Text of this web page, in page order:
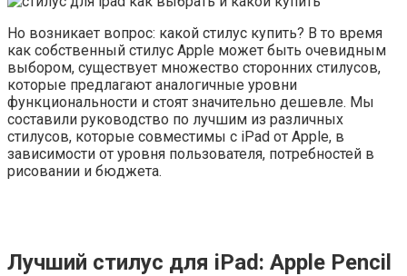
Но возникает вопрос: какой стилус купить? В то время
как собственный стилус Apple может быть очевидным
выбором, существует множество сторонних стилусов,
которые предлагают аналогичные уровни
функциональности и стоят значительно дешевле. Мы
составили руководство по лучшим из различных
стилусов, которые совместимы с iPad от Apple, в
зависимости от уровня пользователя, потребностей в
рисовании и бюджета.
Лучший стилус для iPad: Apple Pencil